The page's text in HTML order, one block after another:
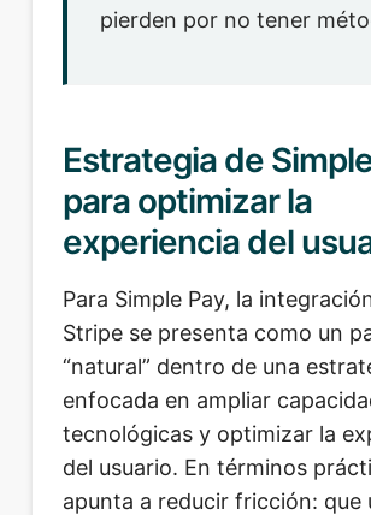
pierden por no tener
Estrategia de
para optimizar la
experiencia del
Para Simple Pay, la
Stripe se presenta como un
“natural” dentro de una
enfocada en ampliar
tecnológicas y optimizar la
del usuario. En términos
apunta a reducir fricción: que